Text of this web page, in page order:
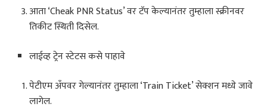
आता ‘Cheak PNR Status’ वर टॅप केल्यानंतर तुम्हाला स्क्रीनवर
तिकीट स्थिती दिसेल.
लाईव्ह ट्रेन स्टेटस कसे पाहावे
पेटीएम अँपवर गेल्यानंतर तुम्हाला ‘Train Ticket’ सेक्शन मध्ये जावे
लागेल.